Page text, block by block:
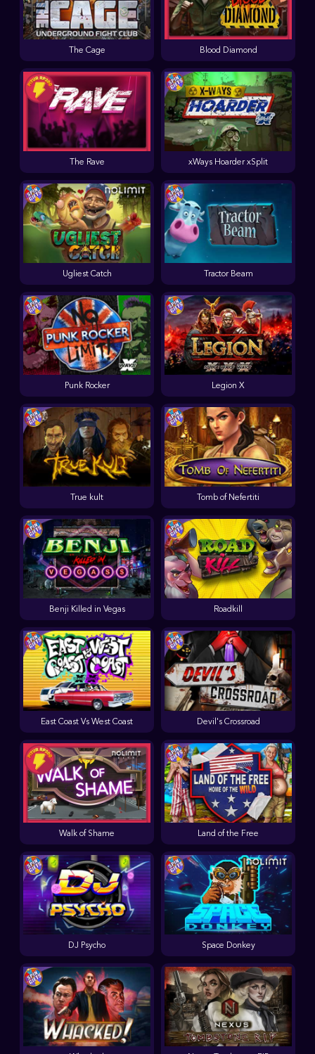
Blood Diamond
Roadkill
Tractor Beam
The Cage
Space Donkey
Land of the Free
Benji Killed in Vegas
Devil's Crossroad
Tomb of Nefertiti
Legion X
DJ Psycho
Punk Rocker
East Coast Vs West Coast
Walk of Shame
xWays Hoarder xSplit
True kult
Ugliest Catch
The Rave